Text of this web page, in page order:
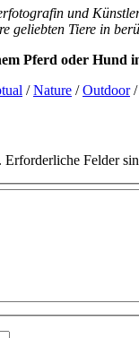
und
geliebten Tiere in
Pferd oder Hund
/Nature /Outdoor/
Erforderliche Felder